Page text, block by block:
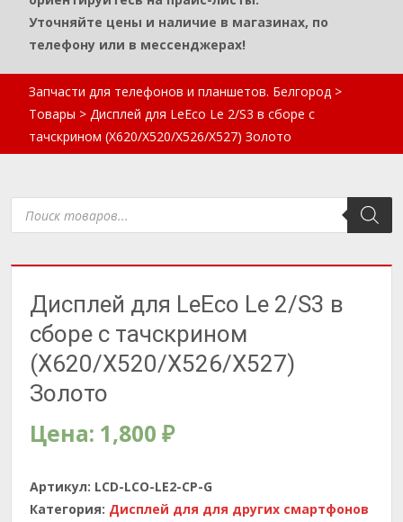
Уточняйте цены и наличие в магазинах, по
телефону или в мессенджерах!
Запчасти для телефонов и планшетов. Белгород >
Товары > Дисплей для LeEco Le 2/S3 в сборе с
тачскрином (X620/X520/X526/X527) Золото
Поиск
товаров
Дисплей для LeEco Le 2/S3 в
сборе с тачскрином
(X620/X520/X526/X527)
Золото
Цена: 1,800 ₽
Артикул: LCD-LCO-LE2-CP-G
Категория: Дисплей для для других смартфонов